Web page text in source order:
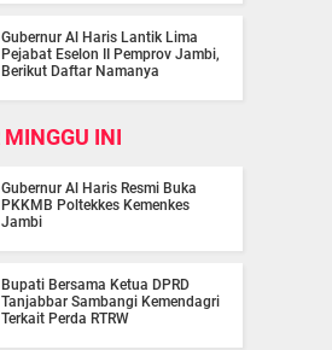
Gubernur Al Haris Lantik Lima
Pejabat Eselon II Pemprov Jambi,
Berikut Daftar Namanya
MINGGU INI
Gubernur Al Haris Resmi Buka
PKKMB Poltekkes Kemenkes
Jambi
Bupati Bersama Ketua DPRD
Tanjabbar Sambangi Kemendagri
Terkait Perda RTRW